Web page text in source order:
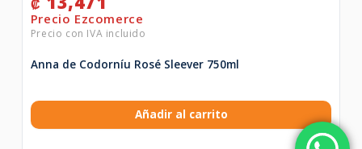
₡
Anna de Codorníu Rosé Sleever 750ml
Añadir al carrito